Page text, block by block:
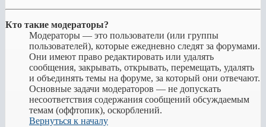
Кто такие модераторы?
Модераторы — это пользователи (или группы
пользователей), которые ежедневно следят за форумами.
Они имеют право редактировать или удалять
сообщения, закрывать, открывать, перемещать, удалять
и объединять темы на форуме, за который они отвечают.
Основные задачи модераторов — не допускать
несоответствия содержания сообщений обсуждаемым
темам (оффтопик), оскорблений.
Вернуться к началу